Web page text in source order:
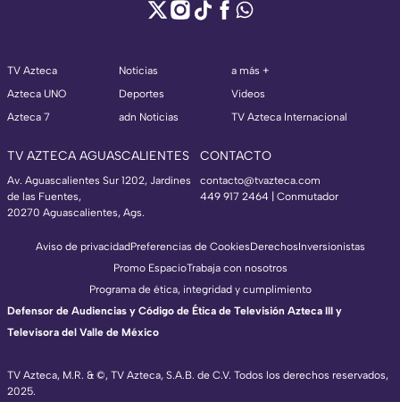
TV Azteca
Azteca UNO
Azteca 7
Noticias
Deportes
adn Noticias
a más +
Videos
TV Azteca Internacional
TV AZTECA AGUASCALIENTES
Av. Aguascalientes Sur 1202, Jardines
de las Fuentes,
20270 Aguascalientes, Ags.
CONTACTO
contacto@tvazteca.com
449 917 2464 | Conmutador
TV Azteca, M.R. & ©, TV Azteca, S.A.B. de C.V. Todos los derechos reservados,
2025.
Aviso de privacidadPreferencias de CookiesDerechosInversionistas
Promo EspacioTrabaja con nosotros
Programa de ética, integridad y cumplimiento
Defensor de Audiencias y Código de Ética de Televisión Azteca III y
Televisora del Valle de México